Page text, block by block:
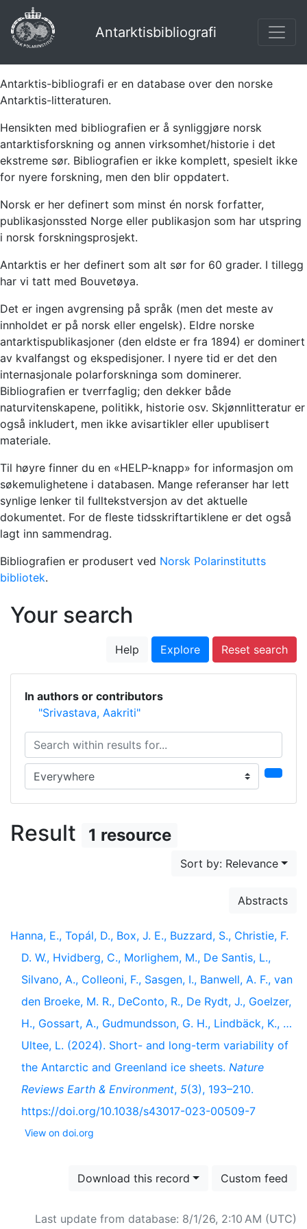
Antarktisbibliografi
Antarktis-bibliografi er en database over den norske
Antarktis-litteraturen.
Hensikten med bibliografien er å synliggjøre norsk
antarktisforskning og annen virksomhet/historie i det
ekstreme sør. Bibliografien er ikke komplett, spesielt ikke
for nyere forskning, men den blir oppdatert.
Norsk er her definert som minst én norsk forfatter,
publikasjonssted Norge eller publikasjon som har utspring
i norsk forskningsprosjekt.
Antarktis er her definert som alt sør for 60 grader. I tillegg
har vi tatt med Bouvetøya.
Det er ingen avgrensing på språk (men det meste av
innholdet er på norsk eller engelsk). Eldre norske
antarktispublikasjoner (den eldste er fra 1894) er dominert
av kvalfangst og ekspedisjoner. I nyere tid er det den
internasjonale polarforskninga som dominerer.
Bibliografien er tverrfaglig; den dekker både
naturvitenskapene, politikk, historie osv. Skjønnlitteratur er
også inkludert, men ikke avisartikler eller upublisert
materiale.
Til høyre finner du en «HELP-knapp» for informasjon om
søkemulighetene i databasen. Mange referanser har lett
synlige lenker til fulltekstversjon av det aktuelle
dokumentet. For de fleste tidsskriftartiklene er det også
lagt inn sammendrag.
Bibliografien er produsert ved Norsk Polarinstitutts
bibliotek.
Your search
Help Explore Reset search
In authors or contributors
"Srivastava, Aakriti"
Search within results for...
Search in...
Result 1 resource
Sort by: Relevance
Abstracts
Hanna, E., Topál, D., Box, J. E., Buzzard, S., Christie, F.
D. W., Hvidberg, C., Morlighem, M., De Santis, L.,
Silvano, A., Colleoni, F., Sasgen, I., Banwell, A. F., van
den Broeke, M. R., DeConto, R., De Rydt, J., Goelzer,
H., Gossart, A., Gudmundsson, G. H., Lindbäck, K., …
Ultee, L. (2024). Short- and long-term variability of
the Antarctic and Greenland ice sheets. Nature
Reviews Earth & Environment, 5(3), 193–210.
https://doi.org/10.1038/s43017-023-00509-7
View on doi.org
Download this record Custom feed
Last update from database: 8/1/26, 2:10 AM (UTC)